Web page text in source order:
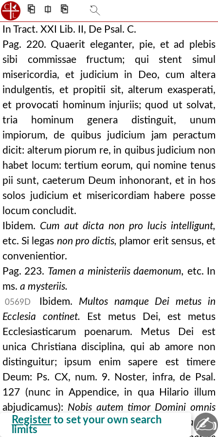
⎗ ⎅ ⎘
In Tract. XXI Lib. II, De Psal. C.
Pag. 220. Quaerit eleganter, pie, et ad plebis
sibi commissae fructum; qui stent simul
misericordia, et judicium in Deo, cum altera
indulgentis, et propitii sit, alterum exasperati,
et provocati hominum injuriis; quod ut solvat,
tria hominum genera distinguit, unum
impiorum, de quibus judicium jam peractum
dicit: alterum piorum re, in quibus judicium non
habet locum: tertium eorum, qui nomine tenus
pii sunt, caeterum Deum inhonorant, et in hos
solos judicium et misericordiam habere posse
locum concludit.
Ibidem. Cum aut dicta non pro lucis intelligunt,
etc. Si legas non pro dictis, plamor erit sensus, et
convenientior.
Pag. 223. Tamen a ministeriis daemonum, etc. In
ms. a mysteriis.
0569D Ibidem. Multos namque Dei metus in
Ecclesia continet. Est metus Dei, est metus
Ecclesiasticarum poenarum. Metus Dei est
unica Christiana disciplina, qui ab amore non
distinguitur; ipsum enim sapere est timere
Deum: Ps. CX, num. 9. Noster, infra, de Psal.
127 (nunc in Appendice, in qua Hilario illum
abjudicamus): Nobis autem timor Domini omnis
in amore est, non in metu; dilectionis autem
Register to set your own search
limits
✍